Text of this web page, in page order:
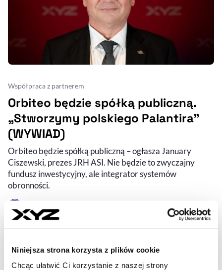
Niniejsza strona korzysta z plików cookie
Chcąc ułatwić Ci korzystanie z naszej strony
Współpraca z partnerem
Orbiteo będzie spółką publiczną.
„Stworzymy polskiego Palantira”
(WYWIAD)
Orbiteo będzie spółką publiczną – ogłasza January
Ciszewski, prezes JRH ASI. Nie będzie to zwyczajny
fundusz inwestycyjny, ale integrator systemów
obronności.
- AUTOR ARTYKUŁU - PROFIL